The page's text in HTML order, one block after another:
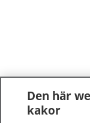
Den här
kakor